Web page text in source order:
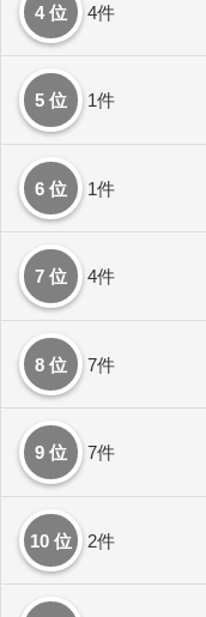
4 位 4件
5 位 1件
6 位 1件
7 位 4件
8 位 7件
9 位 7件
10 位 2件